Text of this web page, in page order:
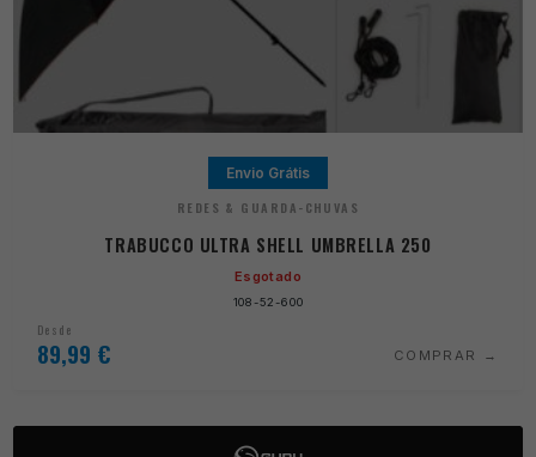
Envio Grátis
REDES & GUARDA-CHUVAS
TRABUCCO ULTRA SHELL UMBRELLA 250
Esgotado
108-52-600
Desde
89,99 € COMPRAR